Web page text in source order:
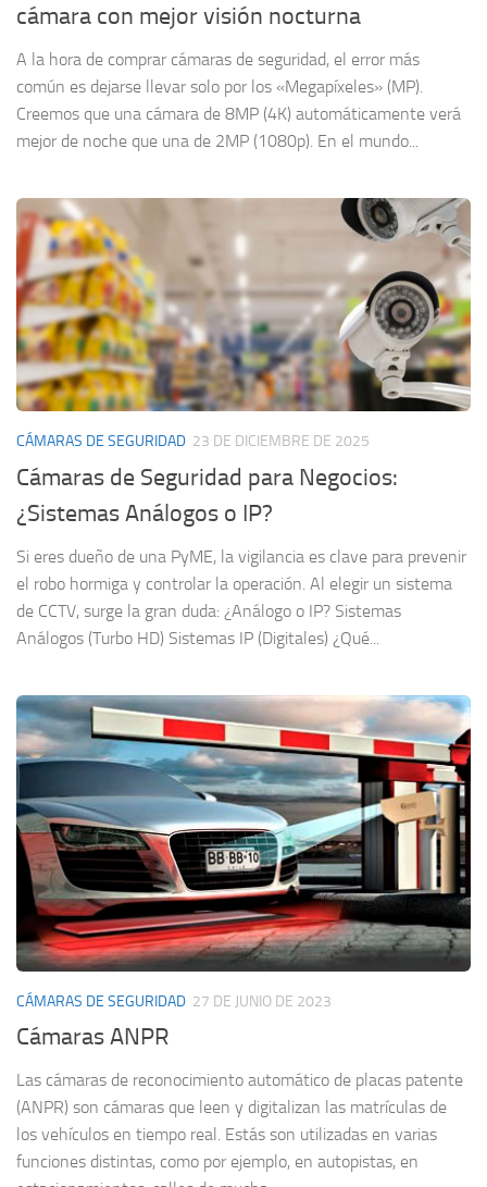
cámara con mejor visión nocturna
A la hora de comprar cámaras de seguridad, el error más
común es dejarse llevar solo por los «Megapíxeles» (MP).
Creemos que una cámara de 8MP (4K) automáticamente verá
mejor de noche que una de 2MP (1080p). En el mundo...
CÁMARAS DE SEGURIDAD 23 DE DICIEMBRE DE 2025
Cámaras de Seguridad para Negocios:
¿Sistemas Análogos o IP?
Si eres dueño de una PyME, la vigilancia es clave para prevenir
el robo hormiga y controlar la operación. Al elegir un sistema
de CCTV, surge la gran duda: ¿Análogo o IP? Sistemas
Análogos (Turbo HD) Sistemas IP (Digitales) ¿Qué...
CÁMARAS DE SEGURIDAD 27 DE JUNIO DE 2023
Cámaras ANPR
Las cámaras de reconocimiento automático de placas patente
(ANPR) son cámaras que leen y digitalizan las matrículas de
los vehículos en tiempo real. Estás son utilizadas en varias
funciones distintas, como por ejemplo, en autopistas, en